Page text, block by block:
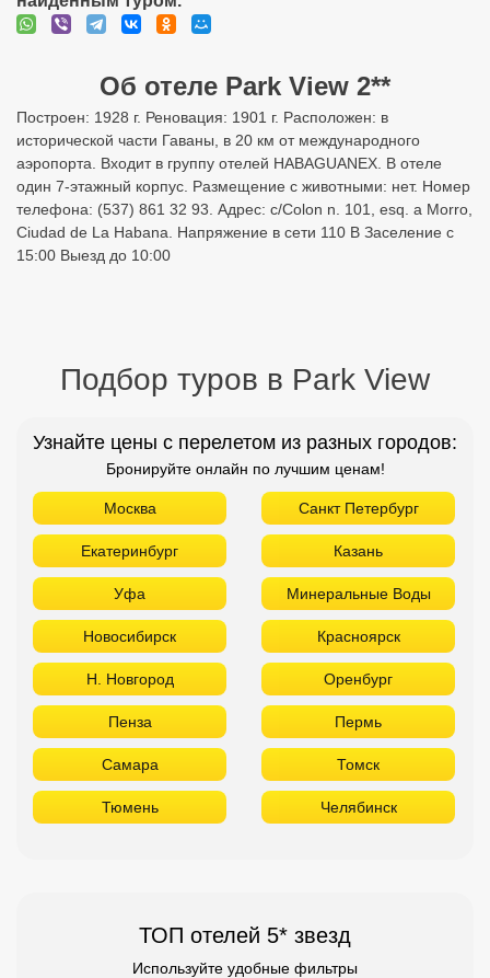
Об отеле Park View 2**
Построен: 1928 г. Реновация: 1901 г. Расположен: в
исторической части Гаваны, в 20 км от международного
аэропорта. Входит в группу отелей HABAGUANEX. В отеле
один 7-этажный корпус. Размещение с животными: нет. Номер
телефона: (537) 861 32 93. Адрес: c/Colon n. 101, esq. a Morro,
Ciudad de La Habana. Напряжение в сети 110 В Заселение с
15:00 Выезд до 10:00
Подбор туров в Park View
Узнайте цены с перелетом из разных городов:
Бронируйте онлайн по лучшим ценам!
Москва Санкт Петербург
Екатеринбург Казань
Уфа Минеральные Воды
Новосибирск Красноярск
Н. Новгород Оренбург
Пенза Пермь
Самара Томск
Тюмень Челябинск
ТОП отелей 5* звезд
Используйте удобные фильтры